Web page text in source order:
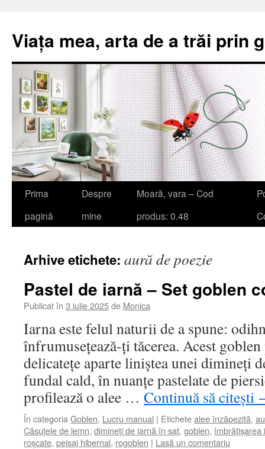
Viața mea, arta de a trăi prin
Sari
Prima
pagină
Despre
mine
Moară, vara – Cod
produs: 0.48
Arhive etichete: aură de poezie
Pastel de iarnă – Set goblen
Publicat în 3 iulie 2025de Monica
Iarna este felul naturii de a spune:
înfrumusețează-ți tăcerea. Acest
delicatețe aparte liniștea unei dimineți
fundal cald, în nuanțe pastelate de
profilează o alee … Continuă să citești
În categoria Goblen, Lucru manual | Etichetealee înzăpezită,
Căsuțele de lemn, dimineți de iarnă în sat, goblen, îmbrățișarea
roșcate, peisaj hibernal, rogoblen | Lasă un comentariu